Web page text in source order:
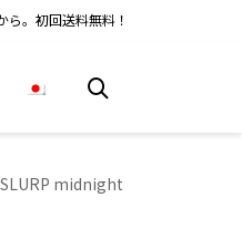
ら。初回送料無料！
SLURP midnight